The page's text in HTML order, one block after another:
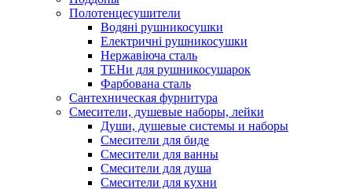
Полотенцесушители
Водяні рушникосушки
Електричні рушникосушки
Нержавіюча сталь
ТЕНи для рушникосушарок
Фарбована сталь
Сантехническая фурнитура
Смесители, душевые наборы, лейки
Души, душевые системы и наборы
Смесители для биде
Смесители для ванны
Смесители для душа
Смесители для кухни